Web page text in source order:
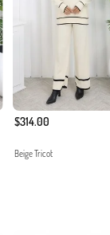
$314.00
Beige Tricot